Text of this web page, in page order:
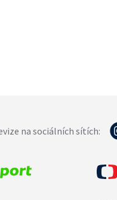
na sociálních sítích: